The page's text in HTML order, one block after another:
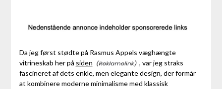
Da jeg først stødte på Rasmus Appels væghængte
vitrineskab her på siden
, var jeg straks
fascineret af dets enkle, men elegante design, der formår
at kombinere moderne minimalisme med klassisk